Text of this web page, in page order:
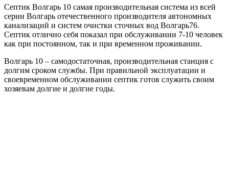
Септик Волгарь 10 самая производительная система из всей
серии Волгарь отечественного производителя автономных
канализаций и систем очистки сточных вод Волгарь76.
Септик отлично себя показал при обслуживании 7-10 человек
как при постоянном, так и при временном проживании.
Волгарь 10 – самодостаточная, производительная станция с
долгим сроком службы. При правильной эксплуатации и
своевременном обслуживании септик готов служить своим
хозяевам долгие и долгие годы.